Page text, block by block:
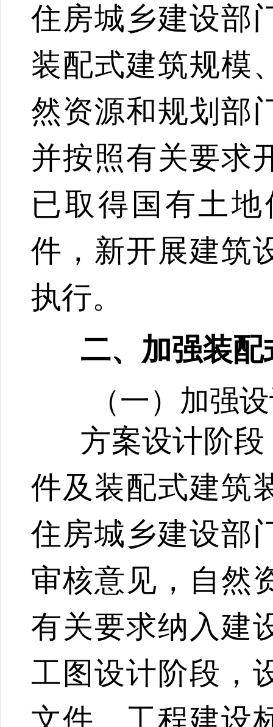
住房城乡建设部
装配式建筑规模
然资源和规划部
并按照有关要求
已取得国有土
件，新开展建筑
执行。
二、加强装
（一）加强
方案设计阶
件及装配式建筑
住房城乡建设部
审核意见，自然
有关要求纳入建
工图设计阶段，
文件、工程建设